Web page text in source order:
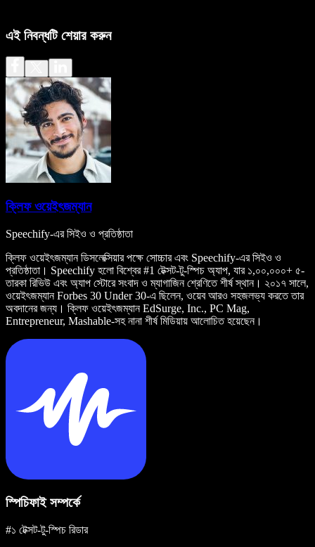
এই নিবন্ধটি শেয়ার করুন
ক্লিফ ওয়েইৎজম্যান
Speechify-এর সিইও ও প্রতিষ্ঠাতা
ক্লিফ ওয়েইৎজম্যান ডিসলেক্সিয়ার পক্ষে সোচ্চার এবং Speechify-এর সিইও ও
প্রতিষ্ঠাতা। Speechify হলো বিশ্বের #1 টেক্সট-টু-স্পিচ অ্যাপ, যার ১,০০,০০০+ ৫-
তারকা রিভিউ এবং অ্যাপ স্টোরে সংবাদ ও ম্যাগাজিন শ্রেণিতে শীর্ষ স্থান। ২০১৭ সালে,
ওয়েইৎজম্যান Forbes 30 Under 30-এ ছিলেন, ওয়েব আরও সহজলভ্য করতে তার
অবদানের জন্য। ক্লিফ ওয়েইৎজম্যান EdSurge, Inc., PC Mag,
Entrepreneur, Mashable-সহ নানা শীর্ষ মিডিয়ায় আলোচিত হয়েছেন।
স্পিচিফাই সম্পর্কে
#১ টেক্সট-টু-স্পিচ রিডার